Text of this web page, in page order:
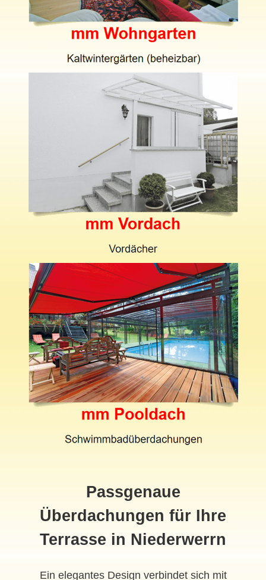
Passgenaue
Überdachungen für Ihre
Terrasse in Niederwerrn
Ein elegantes Design verbindet sich mit